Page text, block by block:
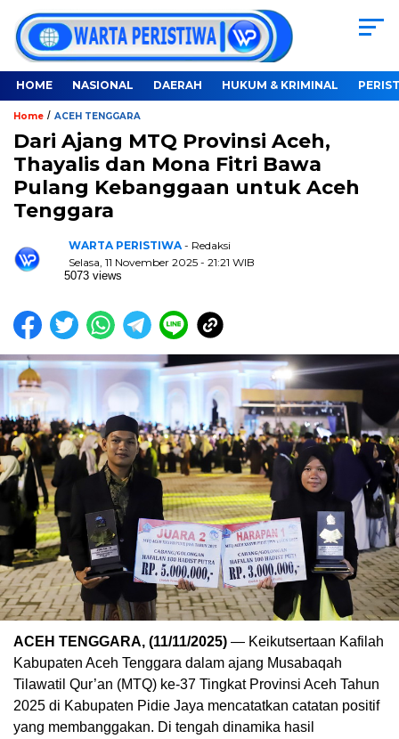
HOME NASIONAL DAERAH HUKUM & KRIMINAL
Home / ACEH TENGGARA
Dari Ajang MTQ Provinsi Aceh,
Thayalis dan Mona Fitri Bawa
Pulang Kebanggaan untuk Aceh
Tenggara
WARTA PERISTIWA - Redaksi
Selasa, 11 November 2025 - 21:21 WIB
5073 views
ACEH TENGGARA, (11/11/2025) — Keikutsertaan Kafilah
Kabupaten Aceh Tenggara dalam ajang Musabaqah
Tilawatil Qur’an (MTQ) ke-37 Tingkat Provinsi Aceh Tahun
2025 di Kabupaten Pidie Jaya mencatatkan catatan positif
yang membanggakan. Di tengah dinamika hasil